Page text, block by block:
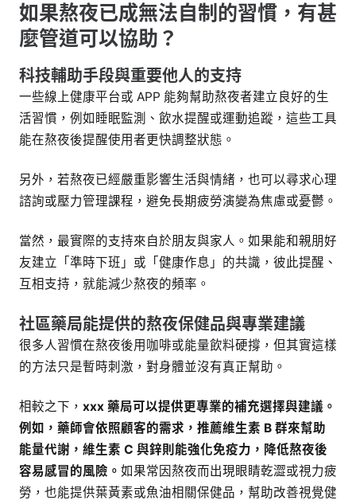
如果熬夜已成無法自制的習慣，有甚
麼管道可以協助？
科技輔助手段與重要他人的支持
一些線上健康平台或 APP 能夠幫助熬夜者建立良好的生
活習慣，例如睡眠監測、飲水提醒或運動追蹤，這些工具
能在熬夜後提醒使用者更快調整狀態。
另外，若熬夜已經嚴重影響生活與情緒，也可以尋求心理
諮詢或壓力管理課程，避免長期疲勞演變為焦慮或憂鬱。
當然，最實際的支持來自於朋友與家人。如果能和親朋好
友建立「準時下班」或「健康作息」的共識，彼此提醒、
互相支持，就能減少熬夜的頻率。
社區藥局能提供的熬夜保健品與專業建議
很多人習慣在熬夜後用咖啡或能量飲料硬撐，但其實這樣
的方法只是暫時刺激，對身體並沒有真正幫助。
相較之下， xxx 藥局可以提供更專業的補充選擇與建議。
例如，藥師會依照顧客的需求，推薦維生素 B 群來幫助
能量代謝，維生素 C 與鋅則能強化免疫力，降低熬夜後
容易感冒的風險。 如果常因熬夜而出現眼睛乾澀或視力疲
勞，也能提供葉黃素或魚油相關保健品，幫助改善視覺健